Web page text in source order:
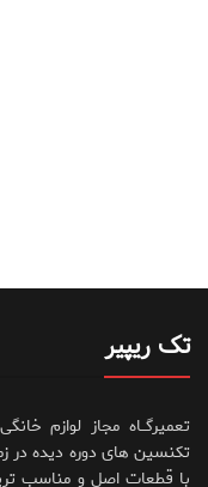
تک ریپیر
تعمیرگــاه مجاز لوازم
تکنسین های دوره دیده در
با قطعات اصل و مناسب